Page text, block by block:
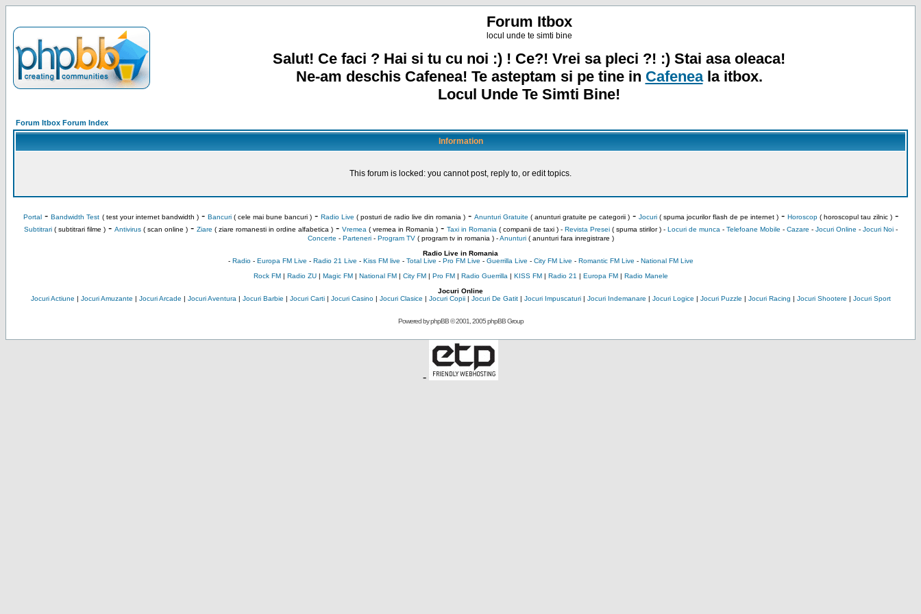
Forum Itbox
locul unde te simti bine
Salut! Ce faci ? Hai si tu cu noi :) ! Ce?! Vrei sa pleci ?! :) Stai asa oleaca!
Ne-am deschis Cafenea! Te asteptam si pe tine in Cafeneala itbox.
Locul Unde Te Simti Bine!
Forum Itbox Forum Index
Information
This forum is locked: you cannot post, reply to, or edit topics.
Portal- Bandwidth Test ( test your internet bandwidth )- Bancuri( cele mai bune bancuri )- Radio Live ( posturi de radio live din romania )- Anunturi Gratuite ( anunturi gratuite pe categorii )- Jocuri( spuma jocurilor flash de pe internet )- Horoscop( horoscopul tau zilnic )-
Subtitrari( subtitrari filme )- Antivirus( scan online )- Ziare ( ziare romanesti in ordine alfabetica )- Vremea ( vremea in Romania )- Taxi in Romania ( companii de taxi ) - Revista Presei( spuma stirilor ) - Locuri de munca - Telefoane Mobile - Cazare - Jocuri Online - Jocuri Noi-
Concerte - Parteneri- Program TV( program tv in romania )-Anunturi( anunturi fara inregistrare )
Radio Live in Romania
- Radio- Europa FM Live - Radio 21 Live - Kiss FM live - Total Live - Pro FM Live - Guerrilla Live - City FM Live - Romantic FM Live - National FM Live
Rock FM| Radio ZU| Magic FM| National FM| City FM| Pro FM| Radio Guerrilla | KISS FM| Radio 21 | Europa FM| Radio Manele
Jocuri Online
Jocuri Actiune | Jocuri Amuzante | Jocuri Arcade | Jocuri Aventura | Jocuri Barbie | Jocuri Carti| Jocuri Casino| Jocuri Clasice | Jocuri Copii| Jocuri De Gatit| Jocuri Impuscaturi| Jocuri Indemanare | Jocuri Logice | Jocuri Puzzle | Jocuri Racing | Jocuri Shootere | Jocuri Sport
Powered byphpBB© 2001, 2005 phpBB Group
-